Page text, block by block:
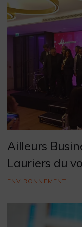
Ailleurs
Lauriers du
ENVIRONNEMENT